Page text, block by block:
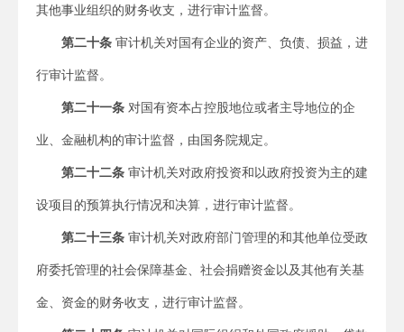
其他事业组织的财务收支，进行审计监督。
第二十条 审计机关对国有企业的资产、负债、损益，进
行审计监督。
第二十一条 对国有资本占控股地位或者主导地位的企
业、金融机构的审计监督，由国务院规定。
第二十二条 审计机关对政府投资和以政府投资为主的建
设项目的预算执行情况和决算，进行审计监督。
第二十三条 审计机关对政府部门管理的和其他单位受政
府委托管理的社会保障基金、社会捐赠资金以及其他有关基
金、资金的财务收支，进行审计监督。